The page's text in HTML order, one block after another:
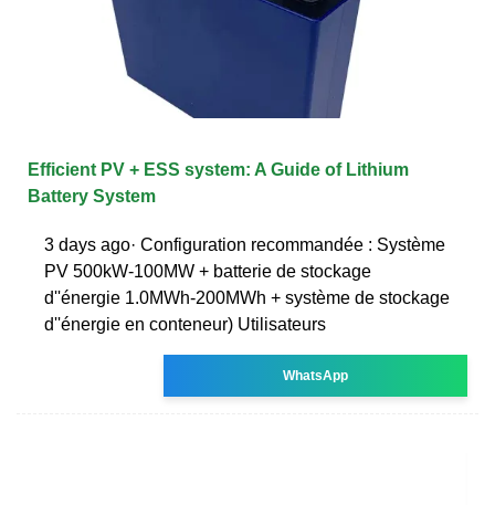
Efficient PV + ESS system: A Guide of Lithium
Battery System
3 days ago· Configuration recommandée : Système
PV 500kW-100MW + batterie de stockage
d''énergie 1.0MWh-200MWh + système de stockage
d''énergie en conteneur) Utilisateurs
WhatsApp